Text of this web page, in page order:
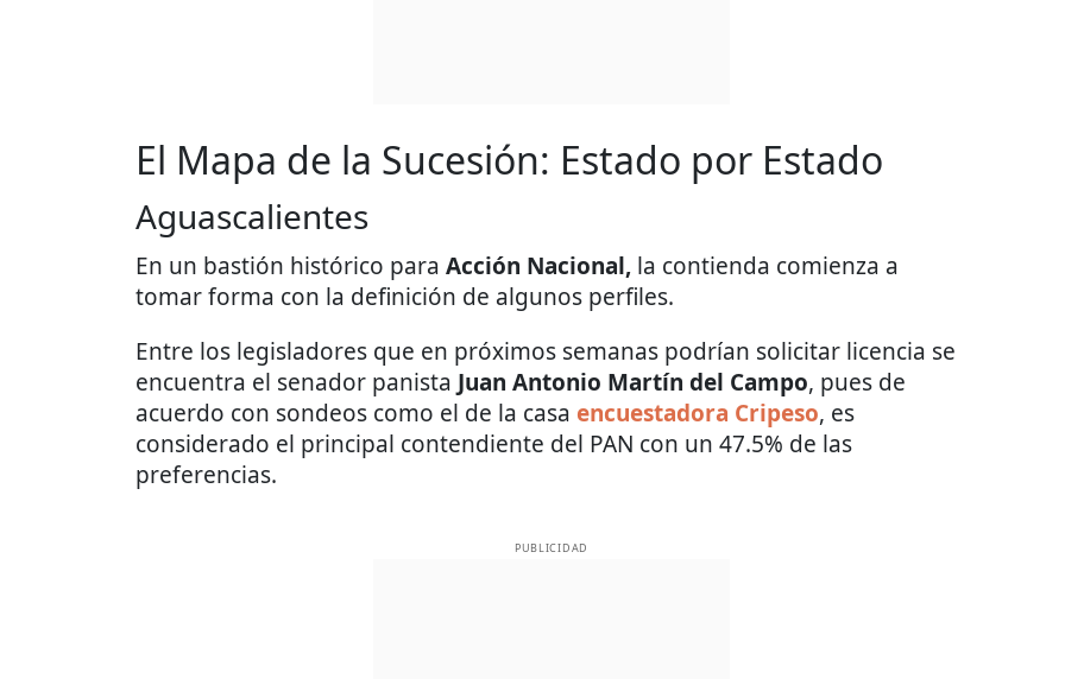
El Mapa de la Sucesión: Estado por Estado
Aguascalientes
En un bastión histórico para Acción Nacional, la contienda comienza a
tomar forma con la definición de algunos perfiles.
Entre los legisladores que en próximos semanas podrían solicitar licencia se
encuentra el senador panista Juan Antonio Martín del Campo, pues de
acuerdo con sondeos como el de la casa encuestadora Cripeso, es
considerado el principal contendiente del PAN con un 47.5% de las
preferencias.
PUBLICIDAD